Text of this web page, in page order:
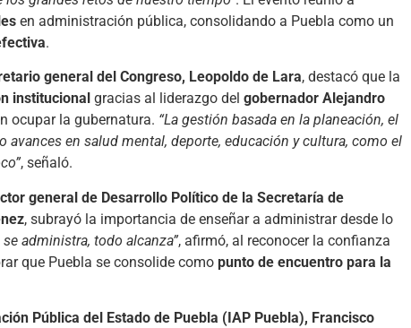
en administración pública, consolidando a Puebla como un
.
general del Congreso, Leopoldo de Lara, destacó que la
institucional gracias al liderazgo del gobernador Alejandro
ocupar la gubernatura. “La gestión basada en la planeación, el
en salud mental, deporte, educación y cultura, como el
, señaló.
general de Desarrollo Político de la Secretaría de
, subrayó la importancia de enseñar a administrar desde lo
se administra, todo alcanza”, afirmó, al reconocer la confianza
que Puebla se consolide como punto de encuentro para la
Pública del Estado de Puebla (IAP Puebla), Francisco